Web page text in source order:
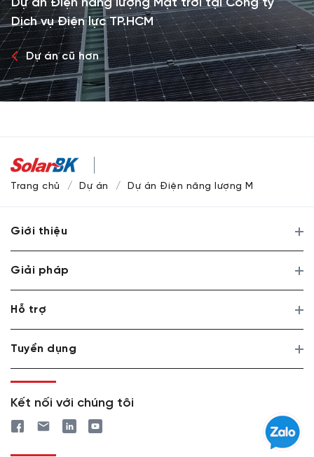
Dự án Điện năng lượng Mặt trời tại Công ty
Dịch vụ Điện lực TP.HCM
Dự án cũ hơn
Trang chủ Dự án Dự án Điện năng lượng Mặt trời tại
Giới thiệu
Giải pháp
Hỗ trợ
Tuyển dụng
Kết nối với chúng tôi